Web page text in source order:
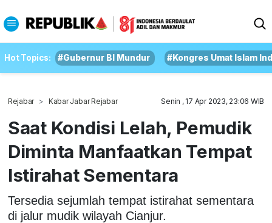
Hot Topics: #Gubernur BI Mundur #Kongres Umat Islam
Rejabar Kabar Jabar Rejabar Senin , 17 Apr 2023, 23:06 WIB
Saat Kondisi Lelah, Pemudik
Diminta Manfaatkan Tempat
Istirahat Sementara
Tersedia sejumlah tempat istirahat sementara
di jalur mudik wilayah Cianjur.